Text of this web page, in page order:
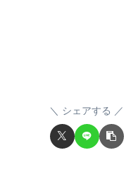
シェアする